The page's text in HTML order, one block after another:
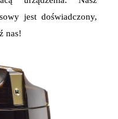
jest doświadczony,
nas!